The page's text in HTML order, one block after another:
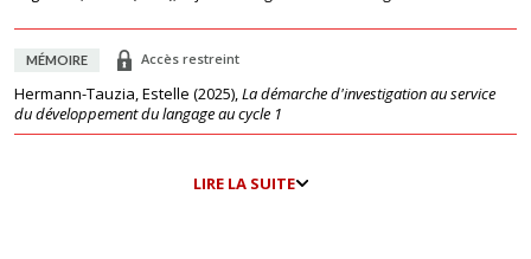
MÉMOIRE Accès restreint
Hermann-Tauzia, Estelle (2025),La démarche d'investigation au service
du développement du langage au cycle 1
LIRE LA SUITE